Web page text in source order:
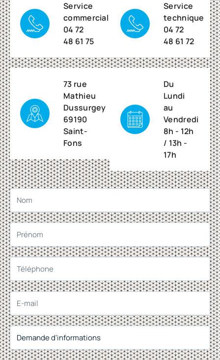
Service
commercial
04 72
48 61 75
Service
technique
04 72
48 61 72
73 rue
Mathieu
Dussurgey
69190
Saint-
Fons
Du
Lundi
au
Vendredi
8h - 12h
/ 13h -
17h